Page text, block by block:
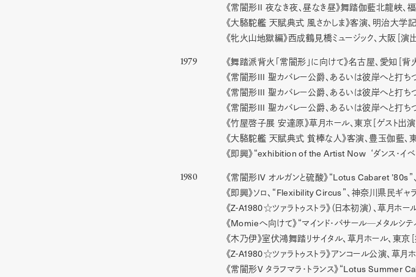
《常闇形II 夜なき夜、昼なき昼》舞踏伽藍北龍峡、福
《大駱駝艦 天賦典式 風さかしま》客演、明治大学
《牝火山地獄編》西成鶴見橋ミュージック、大阪［演
1979 《舞踏派背火「常闇形」に向けて》名古屋、愛知［
《常闇形III 聖カバレー公爵、あるいは彼岸へと打ち
《常闇形III 聖カバレー公爵、あるいは彼岸へと打ち
《常闇形III 聖カバレー公爵、あるいは彼岸へと打ち
《竹屋啓子展 安達原》草月ホール、東京［ゲスト出
《大駱駝艦 天賦典式 貧棒な人》客演、豊玉伽藍、
《即興》“exhibition of the Artist Now ‘ダンス・イ
1980 《常闇形IV オルガンと硫酸》“Lotus Cabaret ’80s”
《即興》ソロ、“Flexibility Circus”、神奈川県民ギャ
《Z-A1980☆ツァラトゥストラ》（日本初演）、草月ホ
《Momieへ向けて》“マインド・バサール─メタルシテ
《木乃伊》室伏鴻舞踏リサイタル、草月ホール、東京
《Z-A1980☆ツァラトゥストラ》アンコール公演、草月
《常闇形V タラフマラ・トランス》“Lotus Summer